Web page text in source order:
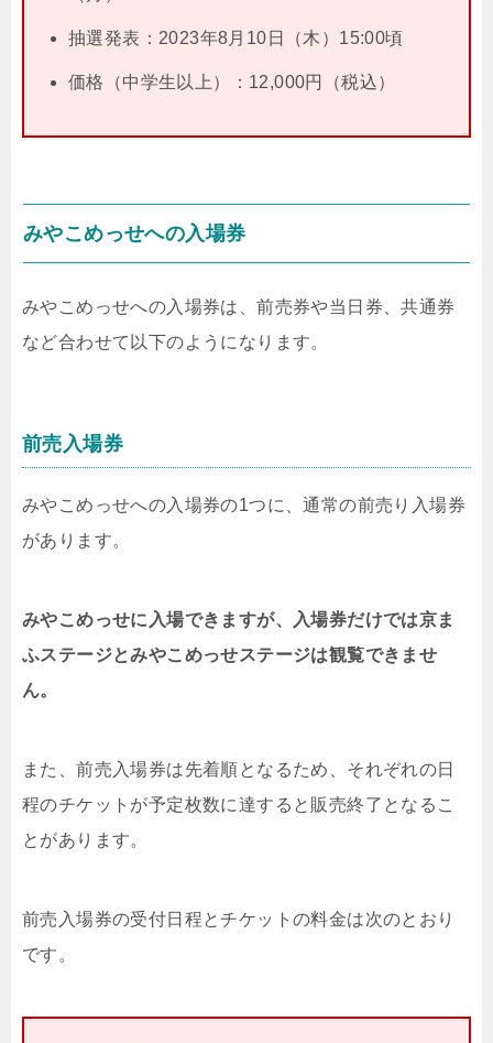
抽選発表：2023年8月10日（木）15:00頃
価格（中学生以上）：12,000円（税込）
みやこめっせへの入場券
みやこめっせへの入場券は、前売券や当日券、共通券
など合わせて以下のようになります。
前売入場券
みやこめっせへの入場券の1つに、通常の前売り入場券
があります。
みやこめっせに入場できますが、入場券だけでは京ま
ふステージとみやこめっせステージは観覧できませ
ん。
また、前売入場券は先着順となるため、それぞれの日
程のチケットが予定枚数に達すると販売終了となるこ
とがあります。
前売入場券の受付日程とチケットの料金は次のとおり
です。